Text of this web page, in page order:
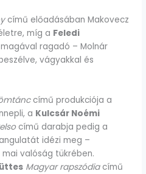
című előadásában Makovecz
míg a Feledi
ragadó – Molnár
vágyakkal és
című produkciója a
a Kulcsár Noémi
című darabja pedig a
idézi meg –
valóság tükrében.
Magyar rapszódiacímű